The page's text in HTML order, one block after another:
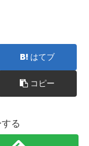
はてブ
コピー
る